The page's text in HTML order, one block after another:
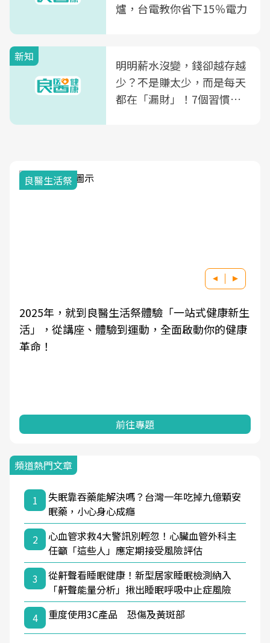
爐，台電教你省下15％電力
新知
明明薪水沒變，錢卻越存越
少？不是賺太少，而是每天
都在「漏財」！7個習慣一
良醫生活祭
2025年，就到良醫生活祭體驗「一站式健康新生
活」，從講座、體驗到運動，全面啟動你的健康
革命！
前往專題
頻道熱門文章
1
失眠靠吞藥能解決嗎？台灣一年吃掉九億顆安
眠藥，小心身心成癮
2
心血管求救4大警訊別輕忽！心臟血管外科主
任籲「這些人」應定期接受風險評估
3
從鼾聲看睡眠健康！新型居家睡眠檢測納入
「鼾聲能量分析」揪出睡眠呼吸中止症風險
4
重度使用3C產品 恐傷及黃斑部